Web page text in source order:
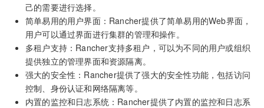
己的需要进行选择。
简单易用的用户界面：Rancher提供了简单易用的Web界面，
用户可以通过界面进行集群的管理和操作。
多租户支持：Rancher支持多租户，可以为不同的用户或组织
提供独立的管理界面和资源隔离。
强大的安全性：Rancher提供了强大的安全性功能，包括访问
控制、身份认证和网络隔离等。
内置的监控和日志系统：Rancher提供了内置的监控和日志系